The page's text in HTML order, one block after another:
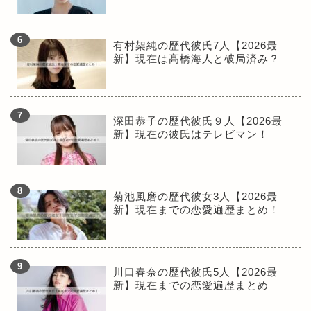
有村架純の歴代彼氏7人【2026最
新】現在は髙橋海人と破局済み？
深田恭子の歴代彼氏９人【2026最
新】現在の彼氏はテレビマン！
菊池風磨の歴代彼女3人【2026最
新】現在までの恋愛遍歴まとめ！
川口春奈の歴代彼氏5人【2026最
新】現在までの恋愛遍歴まとめ